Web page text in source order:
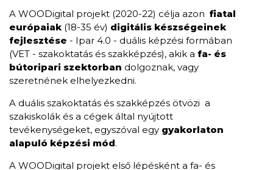
A WOODigital projekt (2020-22) célja azon fiatal
európaiak(18-35 év) digitális készségeinek
fejlesztése - Ipar 4.0 - duális képzési formában
(VET - szakoktatás és szakképzés), akik a fa- és
bútoripari szektorban dolgoznak, vagy
szeretnének elhelyezkedni.
A duális szakoktatás és szakképzés ötvözi a
szakiskolák és a cégek által nyújtott
tevékenységeket, egyszóval egy gyakorlaton
alapuló képzési mód.
A WOODigital projekt első lépésként a fa- és